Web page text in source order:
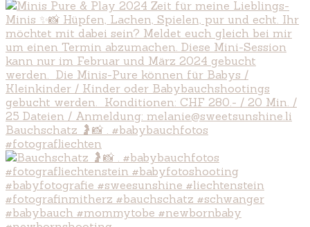
Bauchschatz 🤰📸 . #babybauchfotos
#fotografliechten